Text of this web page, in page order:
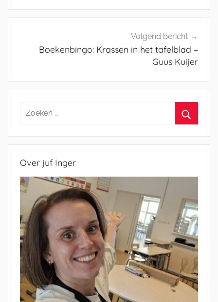
Volgend bericht
Boekenbingo: Krassen in het tafelblad –
Guus Kuijer
Zoeken
Over juf Inger